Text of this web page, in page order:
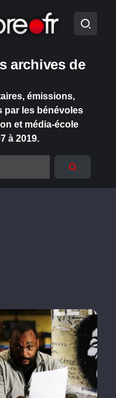
archives de
émissions,
par les bénévoles
et média-école
à 2019.